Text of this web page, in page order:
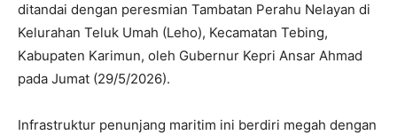
ditandai dengan peresmian Tambatan Perahu Nelayan di
Kelurahan Teluk Umah (Leho), Kecamatan Tebing,
Kabupaten Karimun, oleh Gubernur Kepri Ansar Ahmad
pada Jumat (29/5/2026).
Infrastruktur penunjang maritim ini berdiri megah dengan